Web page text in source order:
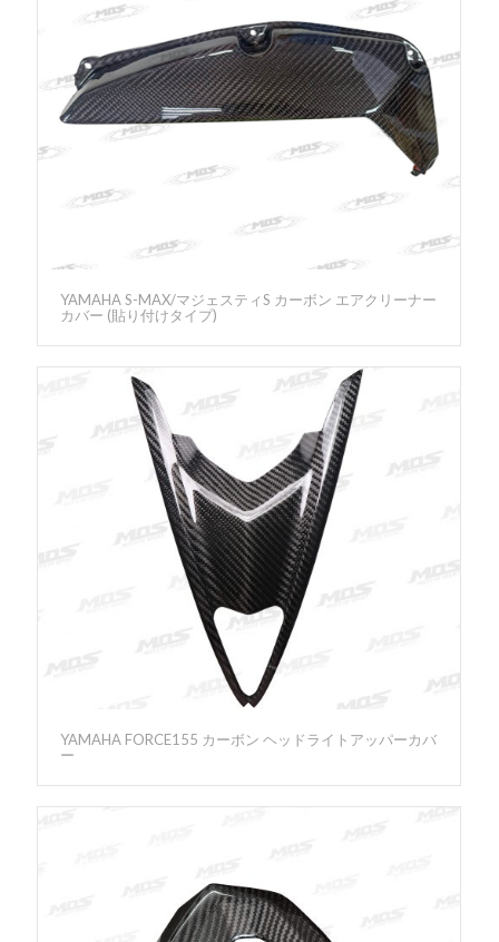
YAMAHA S-MAX/マジェスティS カーボン エアクリーナー
カバー (貼り付けタイプ)
YAMAHA FORCE155 カーボン ヘッドライトアッパーカバ
ー